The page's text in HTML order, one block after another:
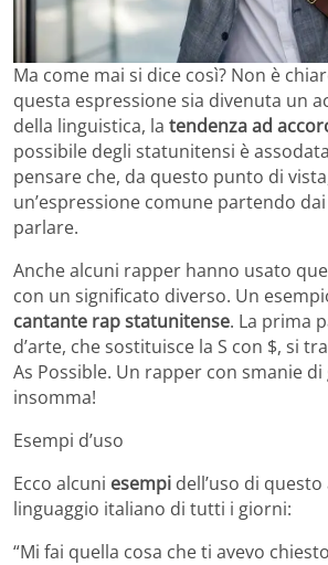
Ma come mai si dice così? Non è
questa espressione sia divenuta un
della linguistica, la tendenza ad
possibile degli statunitensi è
pensare che, da questo punto di
un’espressione comune partendo
parlare.
Anche alcuni rapper hanno usato
con un significato diverso. Un
cantante rap statunitense. La prima
d’arte, che sostituisce la S con $, si
As Possible. Un rapper con smanie di
insomma!
Esempi d’uso
Ecco alcuni esempi dell’uso di
linguaggio italiano di tutti i giorni:
“Mi fai quella cosa che ti avevo chiesto